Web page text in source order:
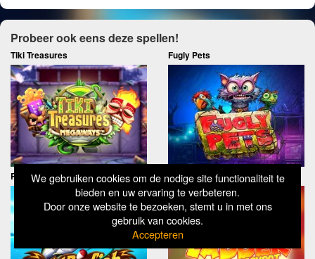
We gebruiken cookies om de nodige site functionaliteit te
bieden en uw ervaring te verbeteren.
Door onze website te bezoeken, stemt u in met ons
gebruik van cookies.
Accepteren
Probeer ook eens deze spellen!
Tiki Treasures Fugly Pets
Reel Big Fish Multi Ladder